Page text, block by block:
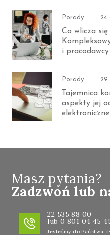
Category
Porady 24
Co wlicza
i pracodawcy
Category
Porady
on
29
Tajemnica
aspekty jej
Masz pytania?
Zadzwoń lub
22 535 88 00
lub 0 801 04 45
Jesteśmy do Państwa